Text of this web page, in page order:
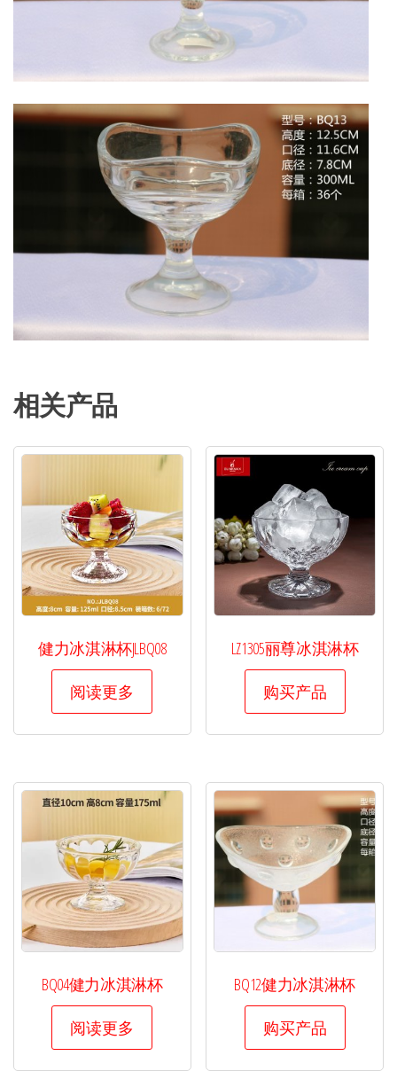
相关产品
健力冰淇淋杯JLBQ08
阅读更多
LZ1305丽尊冰淇淋杯
购买产品
BQ04健力冰淇淋杯
阅读更多
BQ12健力冰淇淋杯
购买产品